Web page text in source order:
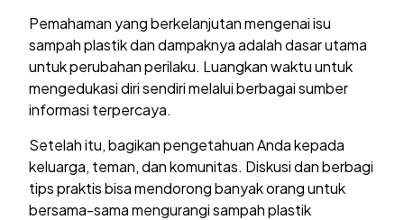
Pemahaman yang berkelanjutan mengenai isu
sampah plastik dan dampaknya adalah dasar utama
untuk perubahan perilaku. Luangkan waktu untuk
mengedukasi diri sendiri melalui berbagai sumber
informasi terpercaya.
Setelah itu, bagikan pengetahuan Anda kepada
keluarga, teman, dan komunitas. Diskusi dan berbagi
tips praktis bisa mendorong banyak orang untuk
bersama-sama mengurangi sampah plastik